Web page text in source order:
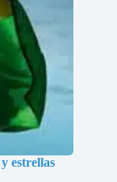
estrellas